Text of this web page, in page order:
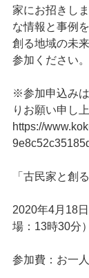
家にお招きし
な情報と事例
創る地域の未
参加ください。
※参加申込み
りお願い申し
https://
「古民家と創
2020年4月18
場：13時30分）
参加費：お一